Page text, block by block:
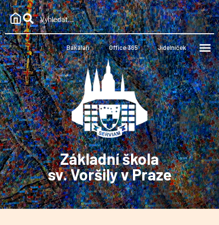
Bakaláři Office 365 Jídelníček
Základní škola
sv. Voršily v Praze